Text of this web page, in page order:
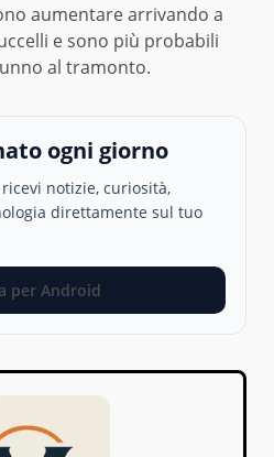
aumentare arrivando a
e sono più probabili
al tramonto.
ogni giorno
notizie, curiosità,
direttamente sul tuo
per Android